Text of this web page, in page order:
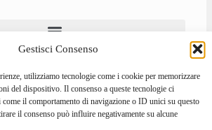
Gestisci Consenso
utilizziamo tecnologie come i cookie per memorizzare
del dispositivo. Il consenso a queste tecnologie ci
come il comportamento di navigazione o ID unici su questo
il consenso può influire negativamente su alcune